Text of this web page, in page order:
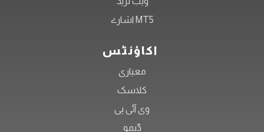
MT5 اشارے
اکاؤنٹس
معیاری
کلاسک
وی آئی پی
ڈیمو